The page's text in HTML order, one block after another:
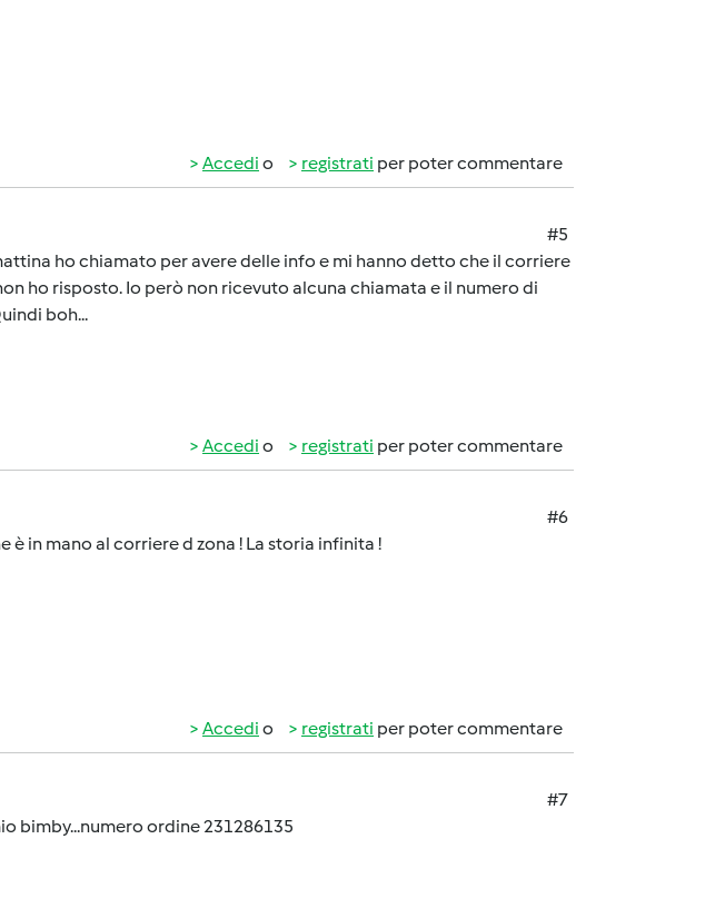
Accedi o registrati per poter commentare
#5
ho chiamato per avere delle info e mi hanno detto che il corriere
ho risposto. Io però non ricevuto alcuna chiamata e il numero di
boh...
Accedi o registrati per poter commentare
#6
è in mano al corriere d zona ! La storia infinita !
Accedi o registrati per poter commentare
#7
bimby...numero ordine 231286135